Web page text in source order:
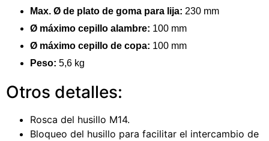
Max. Ø de plato de goma para lija: 230 mm
Ø máximo cepillo alambre: 100 mm
Ø máximo cepillo de copa: 100 mm
Peso: 5,6 kg
Otros detalles:
Rosca del husillo M14.
Bloqueo del husillo para facilitar el intercambio de